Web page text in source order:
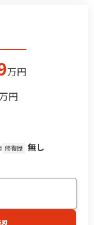
万円
円
修復歴 無し